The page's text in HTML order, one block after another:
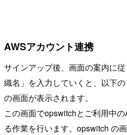
AWSアカウント連携
サインアップ後、画面の案内に
織名」を入力していくと、以下の
の画面が表示されます。
この画面でopswitchとご利用中
る作業を行います。opswitch の